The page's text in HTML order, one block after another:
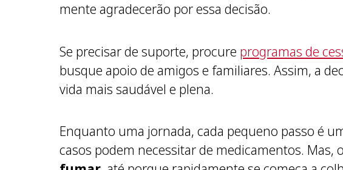
mente agradecerão por essa decisão.
Se precisar de suporte, procure programas de
busque apoio de amigos e familiares. Assim, a
vida mais saudável e plena.
Enquanto uma jornada, cada pequeno passo é
casos podem necessitar de medicamentos. Mas,